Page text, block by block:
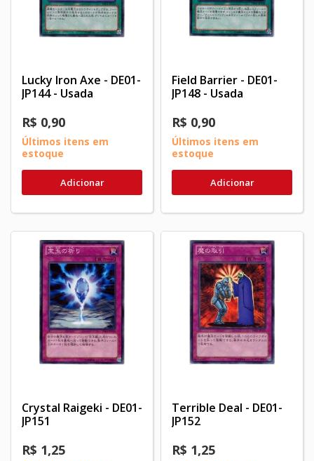
Lucky Iron Axe - DE01-
JP144 - Usada
R$ 0,90
Últimos itens em
estoque
Adicionar
Field Barrier - DE01-
JP148 - Usada
R$ 0,90
Últimos itens em
estoque
Adicionar
Crystal Raigeki - DE01-
JP151
R$ 1,25
Terrible Deal - DE01-
JP152
R$ 1,25